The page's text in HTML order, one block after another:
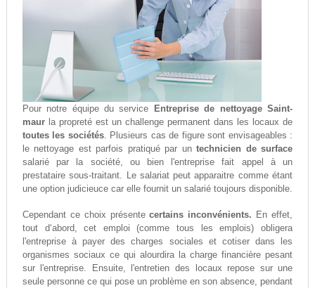
Pour notre équipe du service
Entreprise de nettoyage Saint-
maurla propreté est un challenge permanent dans les locaux de
toutes les sociétés. Plusieurs cas de figure sont envisageables :
le nettoyage est parfois pratiqué par untechnicien de surface
salarié par la société, ou bien l'entreprise fait appel à un
prestataire sous-traitant. Le salariat peut apparaitre comme étant
une option judicieuce car elle fournit un salarié toujours disponible.
Cependant ce choix présentecertains inconvénients. En effet,
tout d‘abord, cet emploi (comme tous les emplois) obligera
l'entreprise à payer des charges sociales et cotiser dans les
organismes sociaux ce qui alourdira la charge financière pesant
sur l'entreprise. Ensuite, l'entretien des locaux repose sur une
seule personne ce qui pose un problème en son absence, pendant